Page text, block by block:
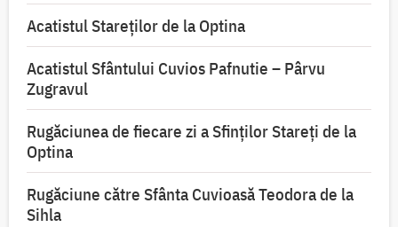
Acatistul Stareţilor de la Optina
Acatistul Sfântului Cuvios Pafnutie – Pârvu
Zugravul
Rugăciunea de fiecare zi a Sfinților Stareți de la
Optina
Rugăciune către Sfânta Cuvioasă Teodora de la
Sihla